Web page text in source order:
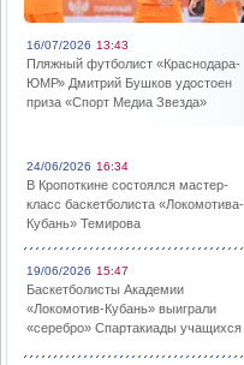
16/07/2026 13:43
Пляжный футболист «Краснодара-
ЮМР» Дмитрий Бушков удостоен
приза «Спорт Медиа Звезда»
24/06/2026 16:34
В Кропоткине состоялся мастер-
класс баскетболиста «Локомотива-
Кубань» Темирова
19/06/2026 15:47
Баскетболисты Академии
«Локомотив-Кубань» выиграли
«серебро» Спартакиады учащихся